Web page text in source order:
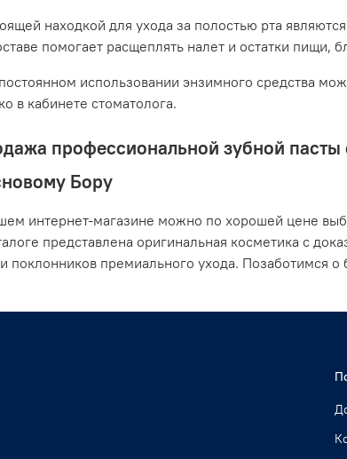
находкой для ухода за полостью рта
помогает расщеплять налет и остатки пищи,
использовании энзимного средства
в кабинете стоматолога.
профессиональной зубной пасты
Бору
интернет-магазине можно по хорошей цене
представлена оригинальная косметика с
поклонников премиального ухода. Позаботимся